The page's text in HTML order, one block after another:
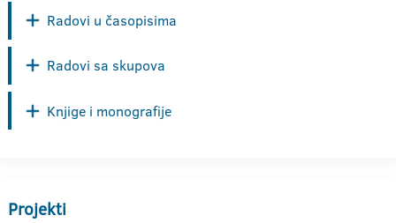
Radovi u časopisima
Radovi sa skupova
Knjige i monografije
Projekti